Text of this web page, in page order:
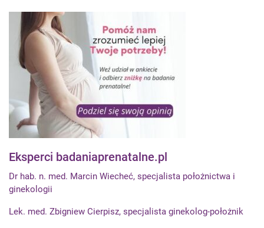
Eksperci badaniaprenatalne.pl
Dr hab. n. med. Marcin Wiecheć, specjalista położnictwa i
ginekologii
Lek. med. Zbigniew Cierpisz, specjalista ginekolog-położnik